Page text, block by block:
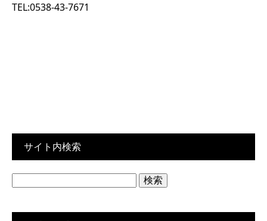
TEL:0538-43-7671
サイト内検索